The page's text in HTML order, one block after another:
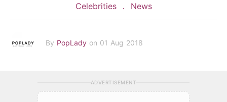
Celebrities News
By PopLady on 01 Aug 2018
ADVERTISEMENT